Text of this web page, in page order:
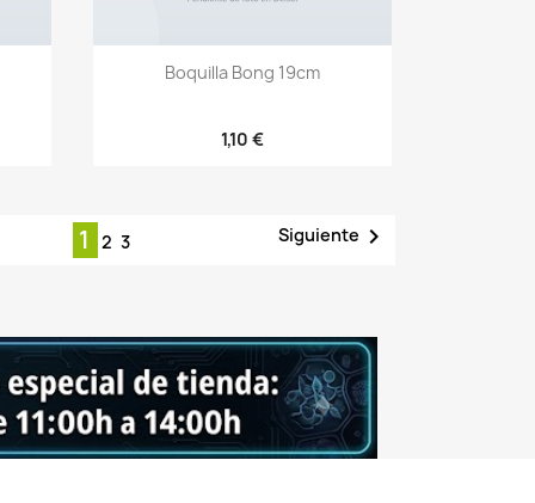
Vista rápida
Boquilla Bong 19cm
1,10 €
1 23 Siguiente 